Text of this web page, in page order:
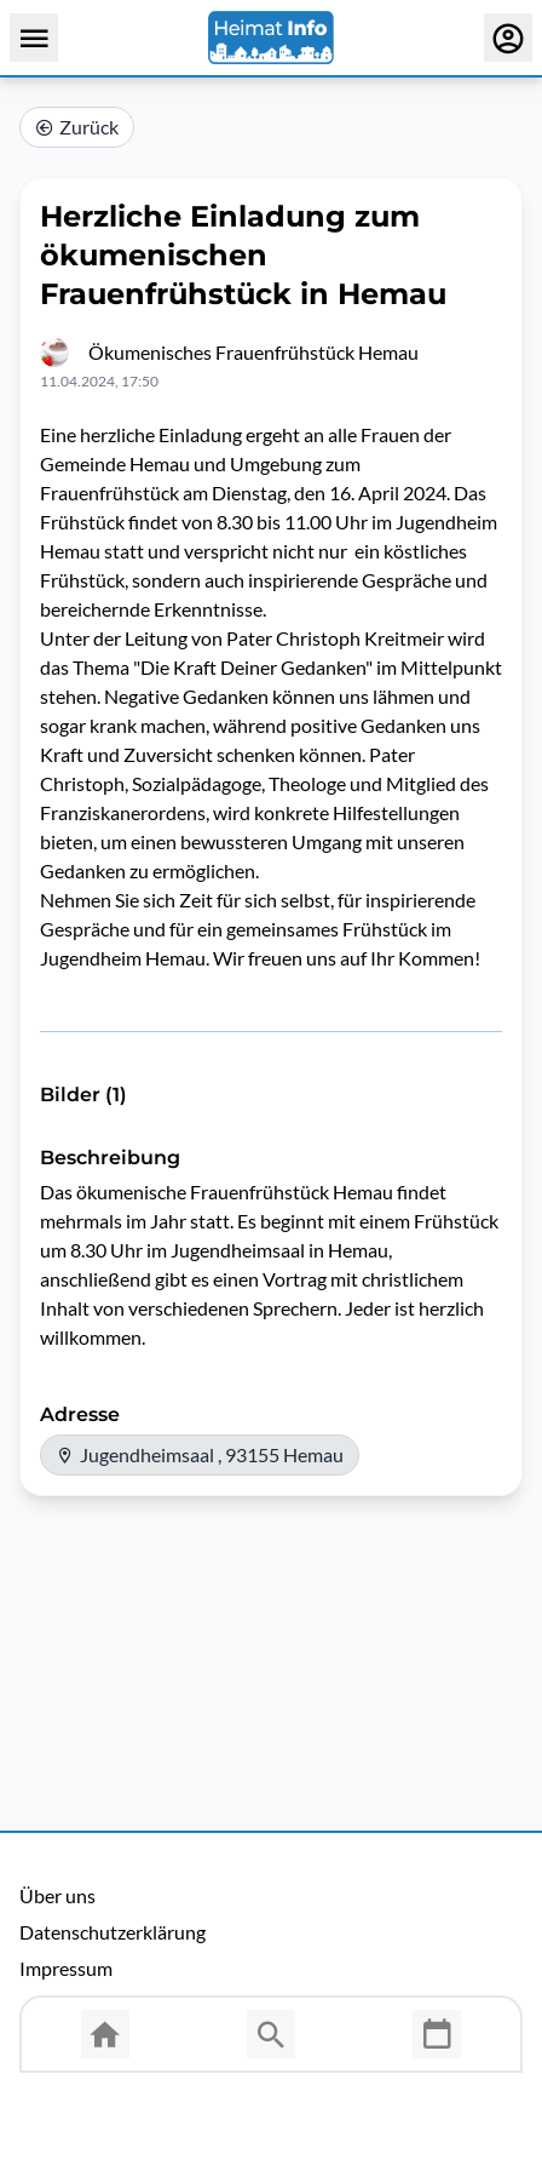
Zurück
Herzliche Einladung zum
ökumenischen
Frauenfrühstück in Hemau
Ökumenisches Frauenfrühstück Hemau
11.04.2024, 17:50
Eine herzliche Einladung ergeht an alle Frauen der
Gemeinde Hemau und Umgebung zum
Frauenfrühstück am Dienstag, den 16. April 2024. Das
Frühstück findet von 8.30 bis 11.00 Uhr im Jugendheim
Hemau statt und verspricht nicht nur ein köstliches
Frühstück, sondern auch inspirierende Gespräche und
bereichernde Erkenntnisse.
Unter der Leitung von Pater Christoph Kreitmeir wird
das Thema "Die Kraft Deiner Gedanken" im Mittelpunkt
stehen. Negative Gedanken können uns lähmen und
sogar krank machen, während positive Gedanken uns
Kraft und Zuversicht schenken können. Pater
Christoph, Sozialpädagoge, Theologe und Mitglied des
Franziskanerordens, wird konkrete Hilfestellungen
bieten, um einen bewussteren Umgang mit unseren
Gedanken zu ermöglichen.
Nehmen Sie sich Zeit für sich selbst, für inspirierende
Gespräche und für ein gemeinsames Frühstück im
Jugendheim Hemau. Wir freuen uns auf Ihr Kommen!
Bilder (1)
Beschreibung
Das ökumenische Frauenfrühstück Hemau findet
mehrmals im Jahr statt. Es beginnt mit einem Frühstück
um 8.30 Uhr im Jugendheimsaal in Hemau,
anschließend gibt es einen Vortrag mit christlichem
Inhalt von verschiedenen Sprechern. Jeder ist herzlich
willkommen.
Adresse
Jugendheimsaal , 93155 Hemau
Über uns
Datenschutzerklärung
Impressum
Allgemeine Nutzungsbedingungen